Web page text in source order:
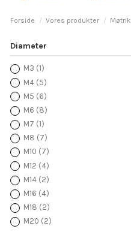
Forside Vores produkter Møtrik
Diameter
M3 (1)
M4 (5)
M5 (6)
M6 (8)
M7 (1)
M8 (7)
M10 (7)
M12 (4)
M14 (2)
M16 (4)
M18 (2)
M20 (2)